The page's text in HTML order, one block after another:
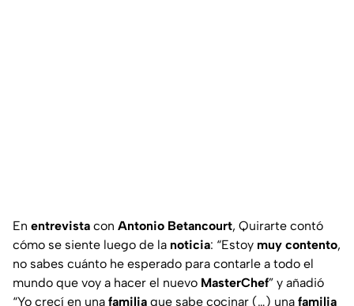
En entrevista con Antonio Betancourt, Quirarte contó
cómo se siente luego de la noticia: “Estoy muy contento,
no sabes cuánto he esperado para contarle a todo el
mundo que voy a hacer el nuevo MasterChef” y añadió
“Yo crecí en una familia que sabe cocinar (…) una familia